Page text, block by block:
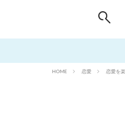
HOME 恋愛 恋愛を